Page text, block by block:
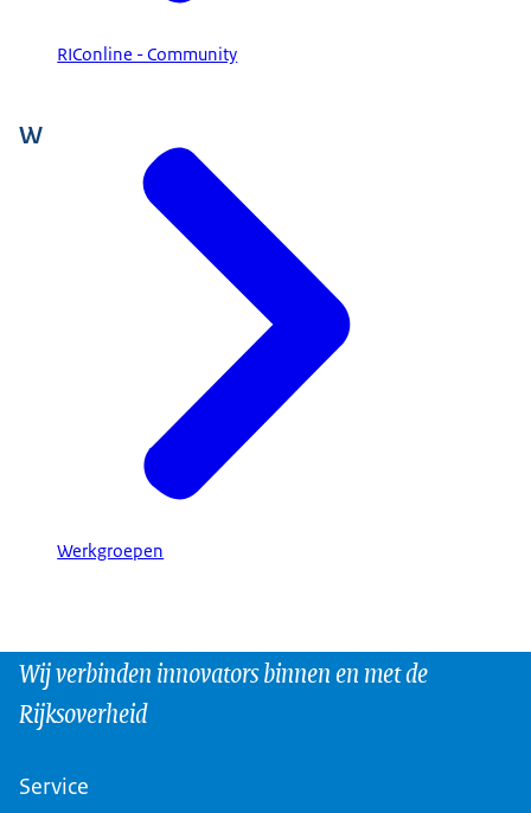
RIConline - Community
W
Werkgroepen
Wij verbinden innovators binnen en met de
Rijksoverheid
Service